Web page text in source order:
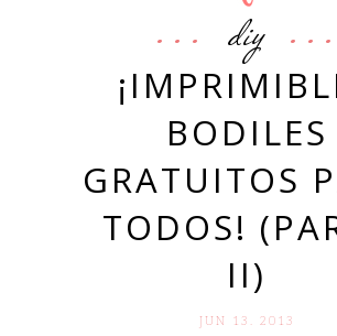
diy
BODILES
GRATUITOS
TODOS!
II)
JUN 13. 2013